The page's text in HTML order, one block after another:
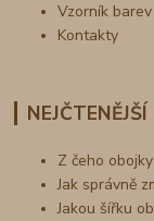
Vzorník barev
Kontakty
Z čeho
Jak správně
Jakou šířku